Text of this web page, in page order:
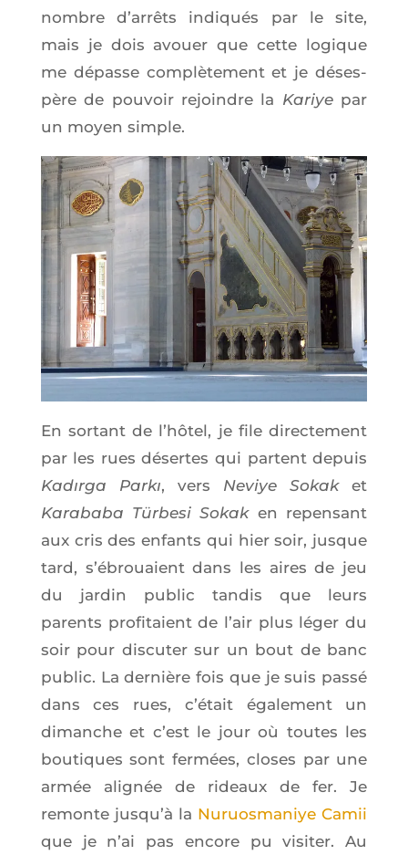
nombre d’ar­rêts indi­qués par le site,
mais je dois avouer que cette logique
me dépasse com­plè­te­ment et je déses­
père de pou­voir rejoindre la Kariyepar
un moyen simple.
En sor­tant de l’hô­tel, je file direc­te­ment
par les rues désertes qui partent depuis
Kadır­ga Parkı, vers Neviye Sokaket
Kara­ba­ba Tür­be­si Sokaken repen­sant
aux cris des enfants qui hier soir, jusque
tard, s’é­brouaient dans les aires de jeu
du jar­din public tan­dis que leurs
parents pro­fi­taient de l’air plus léger du
soir pour dis­cu­ter sur un bout de banc
public. La der­nière fois que je suis pas­sé
dans ces rues, c’é­tait éga­le­ment un
dimanche et c’est le jour où toutes les
bou­tiques sont fer­mées, closes par une
armée ali­gnée de rideaux de fer. Je
remonte jus­qu’à la Nuruos­ma­niye Camii
que je n’ai pas encore pu visi­ter. Au